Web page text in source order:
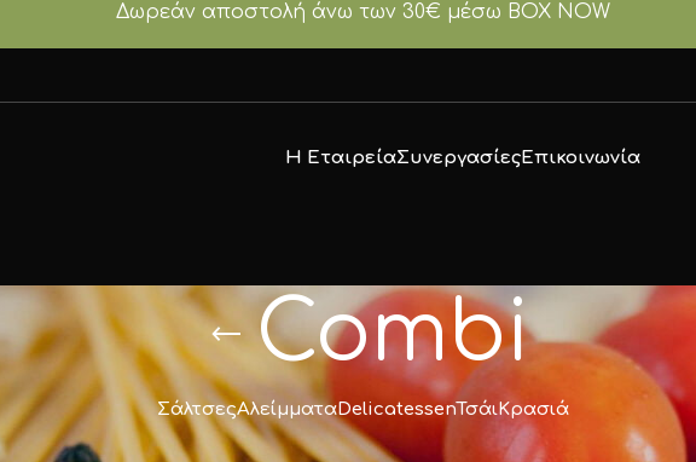
Δωρεάν αποστολή άνω των 30€ μέσω BOX NOW
Η ΕταιρείαΣυνεργασίεςΕπικοινωνία
Combi
ΣάλτσεςΑλείμματαDelicatessenΤσάιΚρασιά
Αρχική σελίδα/Προϊόντα /Βότανα & Μπαχαρικά/Μπαχαρικά /Combi